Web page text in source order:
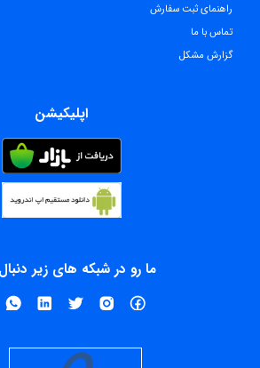
راهنمای ثبت سفارش
تماس با ما
گزارش مشکل
اپلیکیشن
ما رو در شبکه های زیر